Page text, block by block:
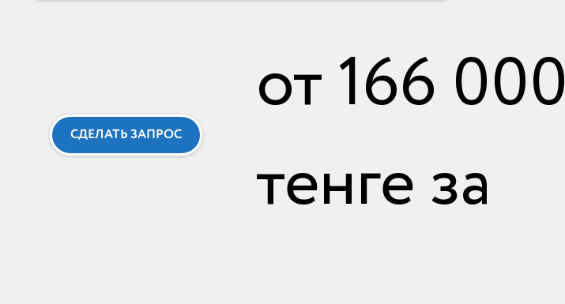
СДЕЛАТЬ ЗАПРОС от166 000
тенге за